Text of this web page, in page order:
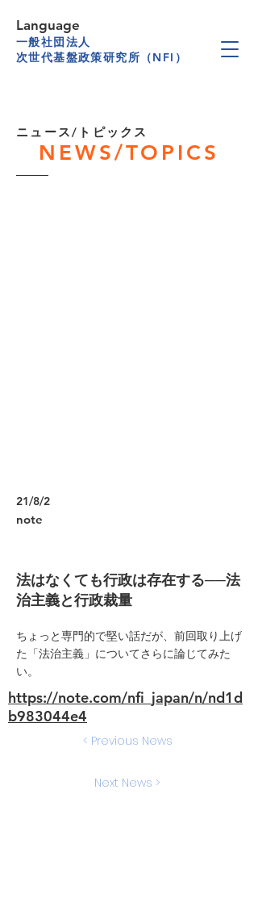
一般社団法人
次世代基盤政策研究所（NFI）
Language
​ニュース/トピックス
NEWS/TOPICS
21/8/2
note
法はなくても行政は存在する──法
治主義と行政裁量
ちょっと専門的で堅い話だが、前回取り上げ
た「法治主義」についてさらに論じてみた
い。
https://note.com/nfi_japan/n/nd1d
b983044e4
< Previous News
Next News >